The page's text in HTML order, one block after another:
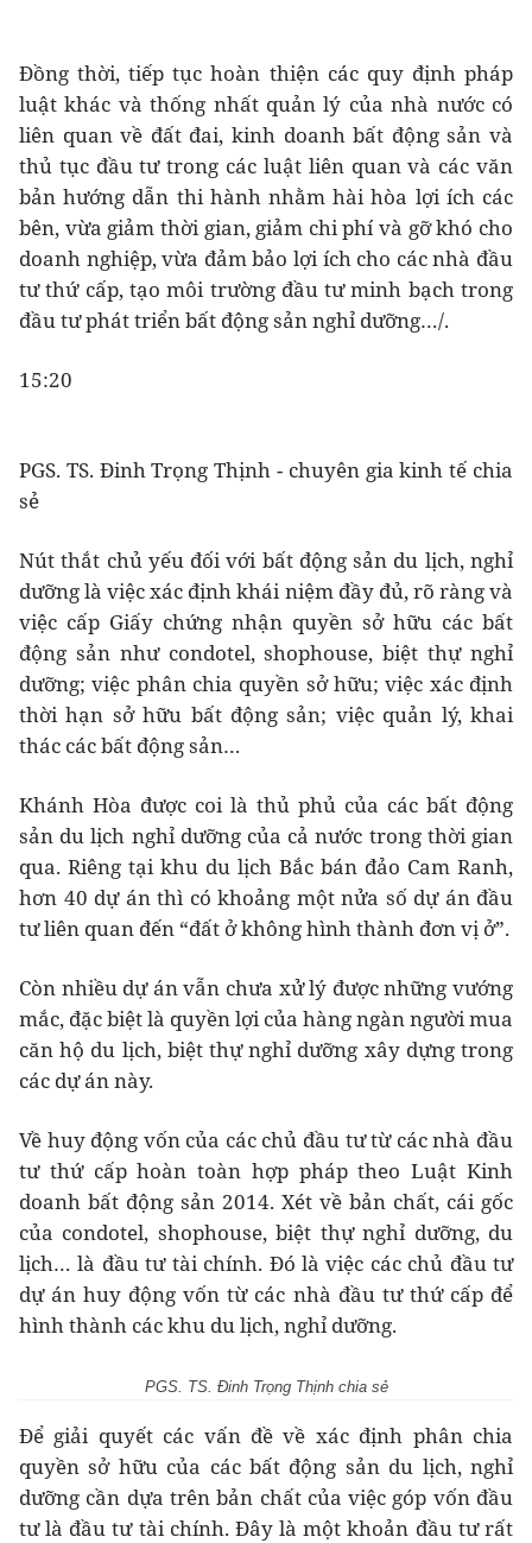
Đồng thời, tiếp tục hoàn thiện các quy định pháp
luật khác và thống nhất quản lý của nhà nước có
liên quan về đất đai, kinh doanh bất động sản và
thủ tục đầu tư trong các luật liên quan và các văn
bản hướng dẫn thi hành nhằm hài hòa lợi ích các
bên, vừa giảm thời gian, giảm chi phí và gỡ khó cho
doanh nghiệp, vừa đảm bảo lợi ích cho các nhà đầu
tư thứ cấp, tạo môi trường đầu tư minh bạch trong
đầu tư phát triển bất động sản nghỉ dưỡng…/.
15:20
PGS. TS. Đinh Trọng Thịnh - chuyên gia kinh tế chia
sẻ
Nút thắt chủ yếu đối với bất động sản du lịch, nghỉ
dưỡng là việc xác định khái niệm đầy đủ, rõ ràng và
việc cấp Giấy chứng nhận quyền sở hữu các bất
động sản như condotel, shophouse, biệt thự nghỉ
dưỡng; việc phân chia quyền sở hữu; việc xác định
thời hạn sở hữu bất động sản; việc quản lý, khai
thác các bất động sản…
Khánh Hòa được coi là thủ phủ của các bất động
sản du lịch nghỉ dưỡng của cả nước trong thời gian
qua. Riêng tại khu du lịch Bắc bán đảo Cam Ranh,
hơn 40 dự án thì có khoảng một nửa số dự án đầu
tư liên quan đến “đất ở không hình thành đơn vị ở”.
Còn nhiều dự án vẫn chưa xử lý được những vướng
mắc, đặc biệt là quyền lợi của hàng ngàn người mua
căn hộ du lịch, biệt thự nghỉ dưỡng xây dựng trong
các dự án này.
Về huy động vốn của các chủ đầu tư từ các nhà đầu
tư thứ cấp hoàn toàn hợp pháp theo Luật Kinh
doanh bất động sản 2014. Xét về bản chất, cái gốc
của condotel, shophouse, biệt thự nghỉ dưỡng, du
lịch… là đầu tư tài chính. Đó là việc các chủ đầu tư
dự án huy động vốn từ các nhà đầu tư thứ cấp để
hình thành các khu du lịch, nghỉ dưỡng.
PGS. TS. Đinh Trọng Thịnh chia sẻ
Để giải quyết các vấn đề về xác định phân chia
quyền sở hữu của các bất động sản du lịch, nghỉ
dưỡng cần dựa trên bản chất của việc góp vốn đầu
tư là đầu tư tài chính. Đây là một khoản đầu tư rất